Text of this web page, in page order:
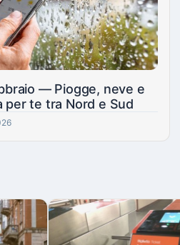
— Piogge, neve e
per te tra Nord e Sud